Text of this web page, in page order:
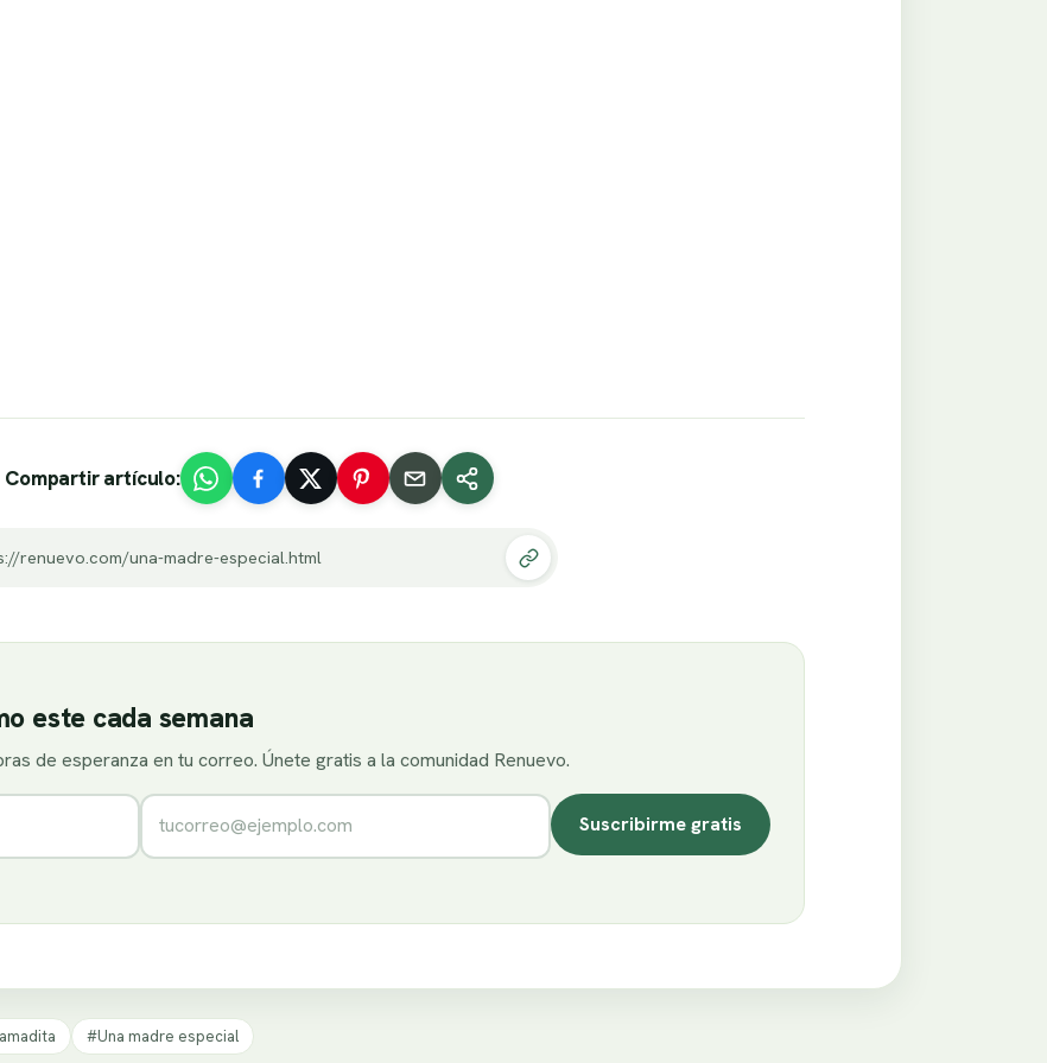
Compartir artículo:
renuevo.com/una-madre-especial.html
este cada semana
de esperanza en tu correo. Únete gratis a la comunidad Renuevo.
Correo electrónico
Suscribirme gratis
#Una madre especial